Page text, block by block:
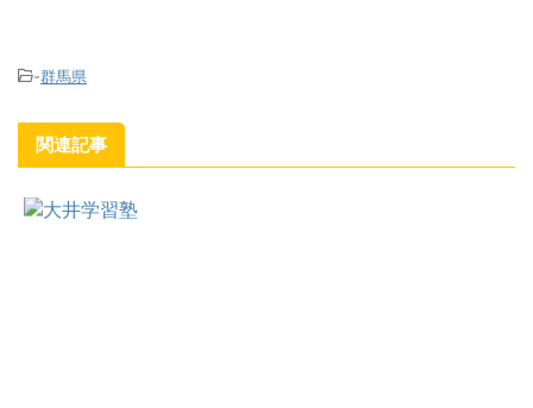
-群馬県
関連記事